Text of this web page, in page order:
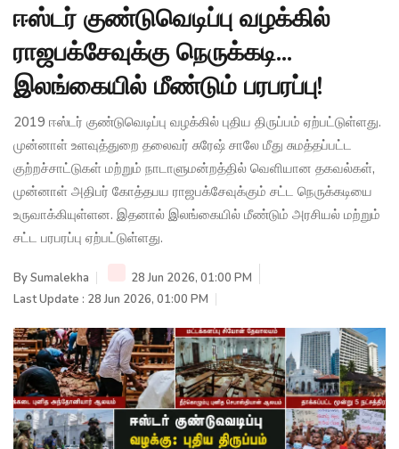
ஈஸ்டர் குண்டுவெடிப்பு வழக்கில்
ராஜபக்சேவுக்கு நெருக்கடி...
இலங்கையில் மீண்டும் பரபரப்பு!
2019 ஈஸ்டர் குண்டுவெடிப்பு வழக்கில் புதிய திருப்பம் ஏற்பட்டுள்ளது.
முன்னாள் உளவுத்துறை தலைவர் சுரேஷ் சாலே மீது சுமத்தப்பட்ட
குற்றச்சாட்டுகள் மற்றும் நாடாளுமன்றத்தில் வெளியான தகவல்கள்,
முன்னாள் அதிபர் கோத்தபய ராஜபக்சேவுக்கும் சட்ட நெருக்கடியை
உருவாக்கியுள்ளன. இதனால் இலங்கையில் மீண்டும் அரசியல் மற்றும்
சட்ட பரபரப்பு ஏற்பட்டுள்ளது.
BySumalekha
28 Jun 2026, 01:00 PM
Last Update : 28 Jun 2026, 01:00 PM